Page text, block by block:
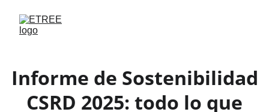
Informe de Sostenibilidad
CSRD 2025: todo lo que